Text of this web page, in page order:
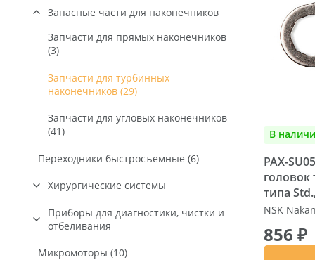
Запасные части для наконечников
Запчасти для прямых наконечников
(3)
Запчасти для турбинных
наконечников (29)
Запчасти для угловых наконечников
(41)
Переходники быстросъемные (6)
Хирургические системы
Физиодиспенсеры (5)
Приборы для диагностики, чистки и
отбеливания
Скейлеры (11)
Микромоторы (10)
В
PAX-
головок
типа
NSK
856 ₽